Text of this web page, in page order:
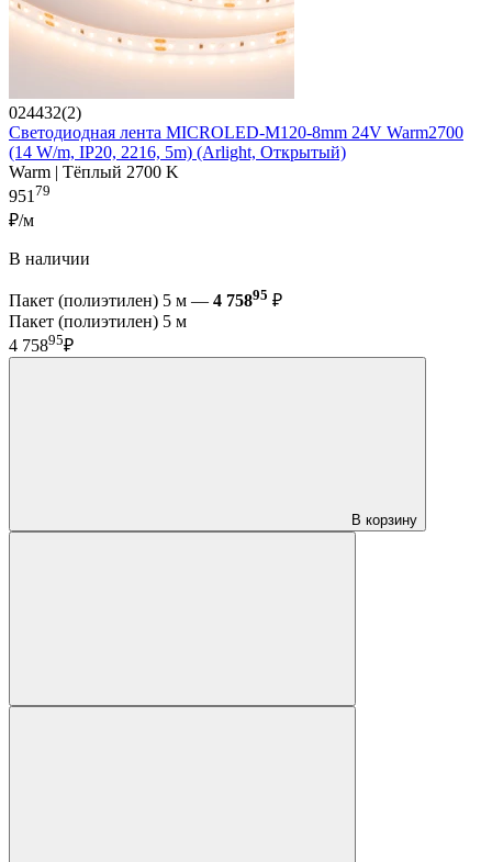
024432(2)
Светодиодная лента MICROLED-M120-8mm 24V Warm2700
(14 W/m, IP20, 2216, 5m) (Arlight, Открытый)
Warm | Тёплый 2700 K
95179
₽/м
В наличии
Пакет (полиэтилен) 5 м — 4 75895 ₽
Пакет (полиэтилен) 5 м
4 75895₽
В корзину